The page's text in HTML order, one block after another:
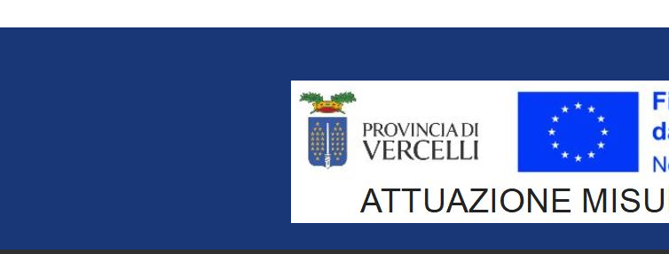
Title